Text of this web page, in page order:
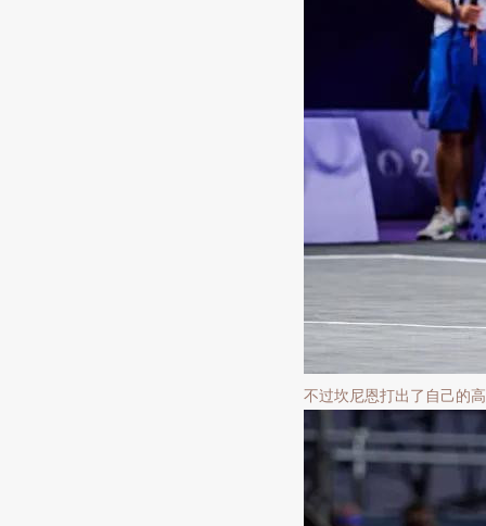
不过坎尼恩打出了自己的